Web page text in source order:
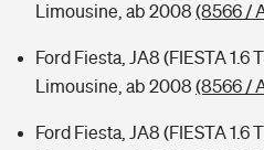
Limousine, ab 2008 (8566 /
Ford Fiesta, JA8 (FIESTA 1.6
Limousine, ab 2008 (8566 /
Ford Fiesta, JA8 (FIESTA 1.6